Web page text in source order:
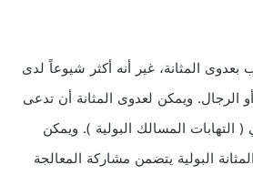
المثانة، غير أنه أكثر شيوعاً لدى
الرجال. ويمكن لعدوى المثانة أن تدعى
التهابات المسالك البولية ). ويمكن
البولية يتضمن مشاركة المعالجة